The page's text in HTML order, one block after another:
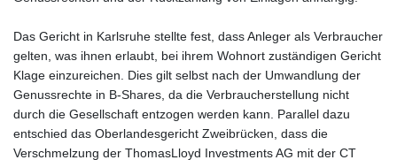
Das Gericht in Karlsruhe stellte fest, dass Anleger als Verbraucher
gelten, was ihnen erlaubt, bei ihrem Wohnort zuständigen Gericht
Klage einzureichen. Dies gilt selbst nach der Umwandlung der
Genussrechte in B-Shares, da die Verbraucherstellung nicht
durch die Gesellschaft entzogen werden kann. Parallel dazu
entschied das Oberlandesgericht Zweibrücken, dass die
Verschmelzung der ThomasLloyd Investments AG mit der CT